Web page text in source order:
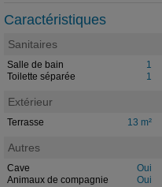
Caractéristiques
Sanitaires
Salle de bain 1
Toilette séparée
1
Extérieur
Terrasse 13 m²
Autres
Cave Oui
Animaux de compagnie
Oui